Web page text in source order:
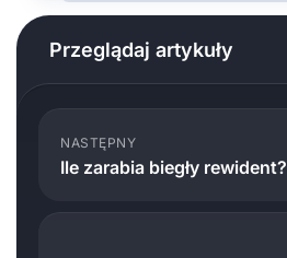
Przeglądaj artykuły
NASTĘPNY
Ile zarabia biegły rewident?